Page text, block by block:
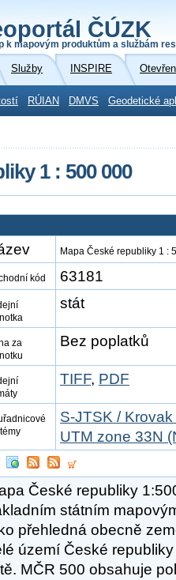
ČÚZK
k mapovým produktům a službám
Služby INSPIRE
RÚIAN DMVS Geodetické
1 : 500 000
Mapa České republiky 1 :
kód 63181
stát
za
Bez poplatků
TIFF, PDF
S-JTSK /
UTM zone 33N
České republiky
státním
přehledná obecně
území České
MČR 500 obsahuje